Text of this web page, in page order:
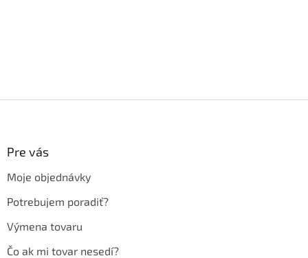
Pre vás
Moje objednávky
Potrebujem poradiť?
Výmena tovaru
Čo ak mi tovar nesedí?